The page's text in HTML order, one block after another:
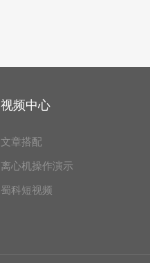
视频中心
文章搭配
离心机操作演示
蜀科短视频